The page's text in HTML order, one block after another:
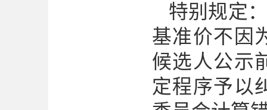
特别规定
基准价不因
候选人公示
定程序予以